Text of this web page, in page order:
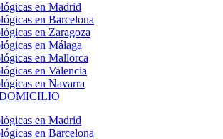
en Madrid
en Barcelona
en Zaragoza
en Málaga
en Mallorca
en Valencia
en Navarra
en Madrid
en Barcelona